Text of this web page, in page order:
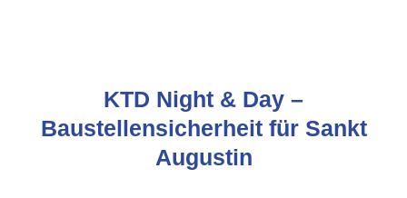
KTD Night & Day –
Baustellensicherheit für Sankt
Augustin